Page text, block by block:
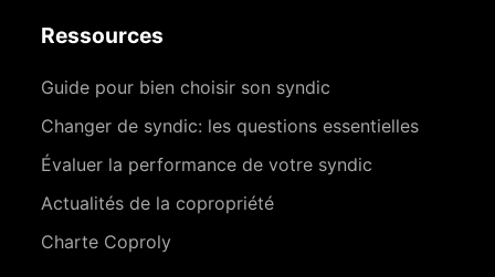
Ressources
Guide pour bien choisir son syndic
Changer de syndic: les questions essentielles
Évaluer la performance de votre syndic
Actualités de la copropriété
Charte Coproly